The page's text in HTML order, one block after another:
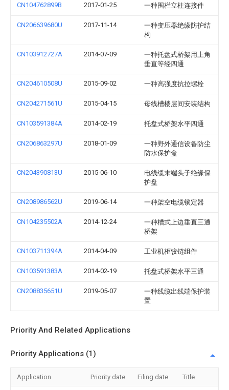
CN104762899B 2017-01-25 一种围栏立柱连接件
CN206639680U 2017-11-14
一种变压器绝缘防护结
构
CN103912727A 2014-07-09
一种托盘式桥架用上角
垂直等经四通
CN204610508U 2015-09-02 一种高强度抗拉螺栓
CN204271561U 2015-04-15 母线槽楼层间安装结构
CN103591384A 2014-02-19 托盘式桥架水平四通
CN206863297U 2018-01-09
一种野外通信设备防尘
防水保护盒
CN204390813U 2015-06-10
电线缆末端头子绝缘保
护盘
CN208986562U 2019-06-14 一种架空电缆锁定器
CN104235502A 2014-12-24
一种槽式上边垂直三通
桥架
CN103711394A 2014-04-09 工业机柜铰链组件
CN103591383A 2014-02-19 托盘式桥架水平三通
CN208835651U 2019-05-07
一种线缆出线端保护装
置
Priority And Related Applications
Priority Applications (1)
Application Priority date Filing date Title